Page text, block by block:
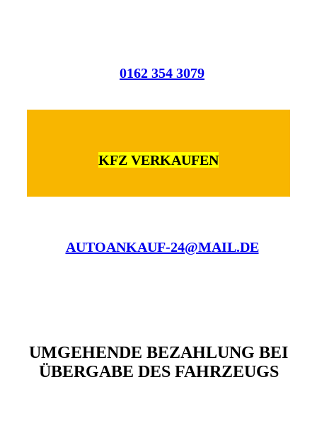
0162 354 3079
KFZ VERKAUFEN
AUTOANKAUF-24@MAIL.DE
UMGEHENDE BEZAHLUNG BEI
ÜBERGABE DES FAHRZEUGS